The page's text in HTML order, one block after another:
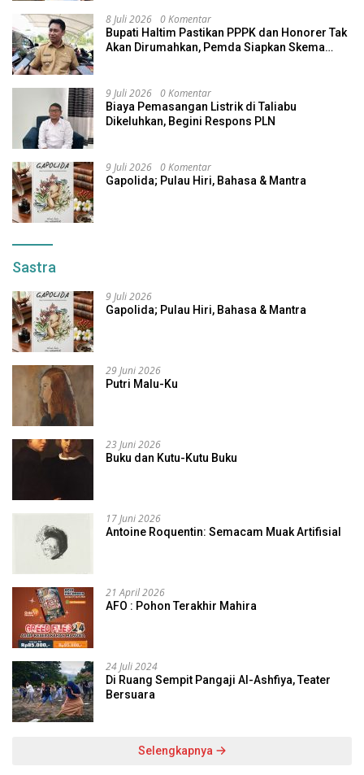
8 Juli 2026 0 Komentar
Bupati Haltim Pastikan PPPK dan Honorer Tak
Akan Dirumahkan, Pemda Siapkan Skema
9 Juli 2026 0 Komentar
Biaya Pemasangan Listrik di Taliabu
Dikeluhkan, Begini Respons PLN
9 Juli 2026 0 Komentar
Gapolida; Pulau Hiri, Bahasa & Mantra
Sastra
9 Juli 2026
Gapolida; Pulau Hiri, Bahasa & Mantra
29 Juni 2026
Putri Malu-Ku
23 Juni 2026
Buku dan Kutu-Kutu Buku
17 Juni 2026
Antoine Roquentin: Semacam Muak Artifisial
21 April 2026
AFO : Pohon Terakhir Mahira
24 Juli 2024
Di Ruang Sempit Pangaji Al-Ashfiya, Teater
Bersuara
Selengkapnya